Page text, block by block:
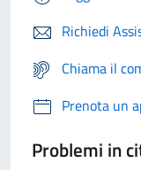
Richiedi
Chiama il
Prenota un
Problemi in